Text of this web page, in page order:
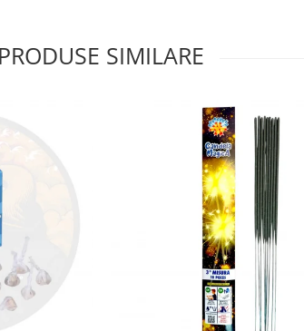
PRODUSE SIMILARE